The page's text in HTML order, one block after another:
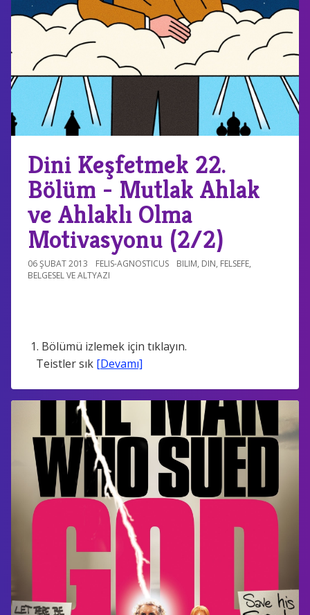
Dini Keşfetmek 22.
Bölüm - Mutlak Ahlak
ve Ahlaklı Olma
Motivasyonu (2/2)
06 ŞUBAT 2013 FELIS-AGNOSTICUS BILIM, DIN, FELSEFE,
BELGESEL VE ALTYAZI
1. Bölümü izlemek için tıklayın.
Teistler sık [Devamı]